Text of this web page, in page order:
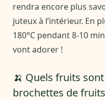
rendra encore plus
juteux à l’intérieur. En
180°C pendant 8-10
vont adorer !
🍌 Quels fruits
brochettes de